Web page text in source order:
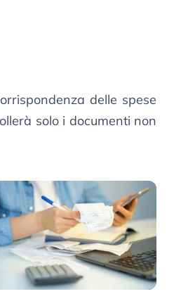
delle spese
solo i documenti non